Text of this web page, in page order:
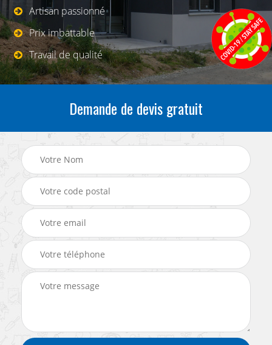
Artisan passionné
Prix imbattable
Travail de qualité
Demande de devis gratuit